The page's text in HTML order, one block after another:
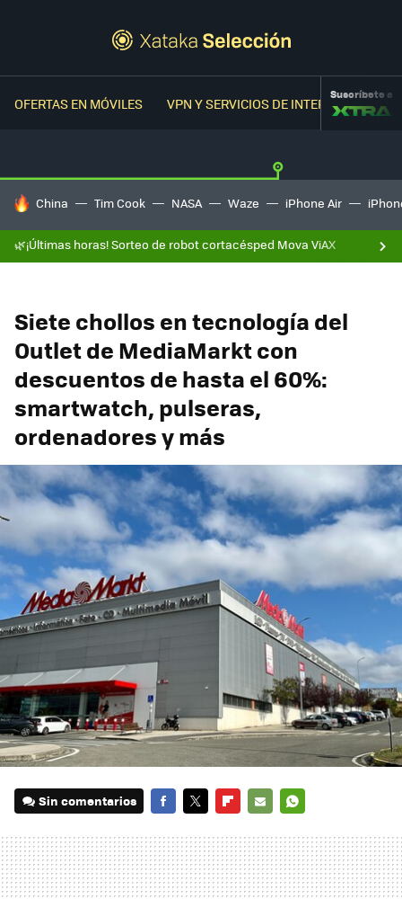
OFERTAS EN MÓVILES VPN Y SERVICIOS DE INTERNETSuscríbete a
HOY SE HABLA DE
China Tim Cook NASA Waze iPhone Air
🌿¡Últimas horas! Sorteo de robot cortacésped Mova ViAX
Siete chollos en tecnología del
Outlet de MediaMarkt con
descuentos de hasta el 60%:
smartwatch, pulseras,
ordenadores y más
Sin comentarios
MAIL